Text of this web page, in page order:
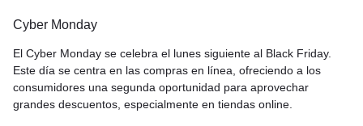
Cyber Monday
El Cyber Monday se celebra el lunes siguiente al Black Friday.
Este día se centra en las compras en línea, ofreciendo a los
consumidores una segunda oportunidad para aprovechar
grandes descuentos, especialmente en tiendas online.